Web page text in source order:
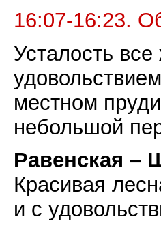
16:07-16:23.
Усталость
местном
небольшой
Равенская –
Красивая
и с